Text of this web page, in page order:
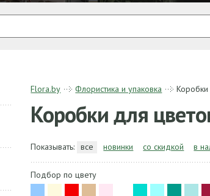
Flora.by Флористика и упаковка
Коробки для
Показывать: все новинки со скидкой в
Подбор по цвету